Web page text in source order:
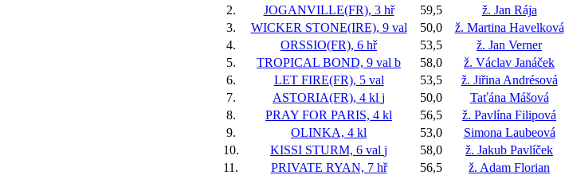
2.
JOGANVILLE(FR), 3 hř 59,5 ž. Jan Rája
3.
WICKER STONE(IRE), 9 val 50,0 ž. Martina Havelková
4.
ORSSIO(FR), 6 hř 53,5 ž. Jan Verner
5.
TROPICAL BOND, 9 val b 58,0 ž. Václav Janáček
6.
LET FIRE(FR), 5 val 53,5 ž. Jiřina Andrésová
7.
ASTORIA(FR), 4 kl j 50,0 Taťána Mášová
8.
PRAY FOR PARIS, 4 kl 56,5 ž. Pavlína Filipová
9.
OLINKA, 4 kl 53,0 Simona Laubeová
10.
KISSI STURM, 6 val j 58,0 ž. Jakub Pavlíček
11.
PRIVATE RYAN, 7 hř 56,5 ž. Adam Florian